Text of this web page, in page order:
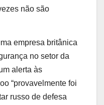
não são
empresa britânica
no setor da
alerta às
“provavelmente foi
russo de defesa